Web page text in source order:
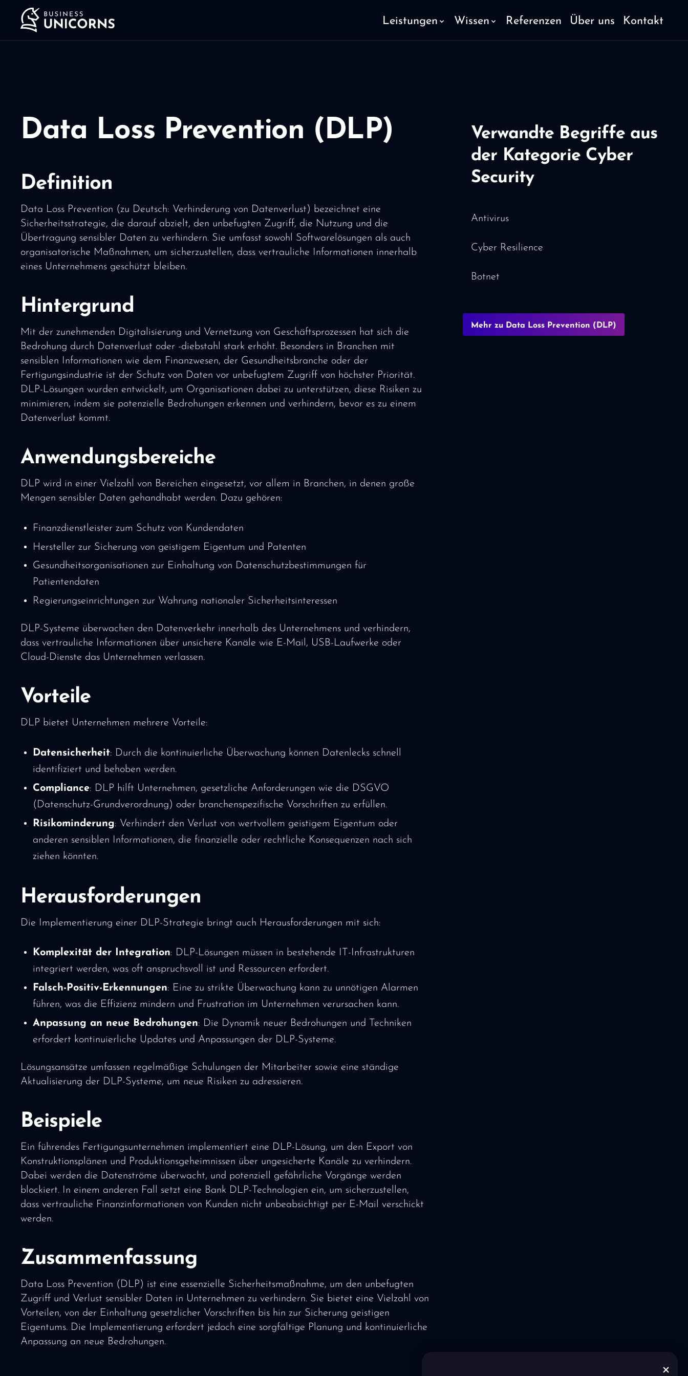
Leistungen Wissen Referenzen Über uns Kontakt
Data Loss Prevention (DLP)
Definition
Data Loss Prevention (zu Deutsch: Verhinderung von Datenverlust) bezeichnet eine
Sicherheitsstrategie, die darauf abzielt, den unbefugten Zugriff, die Nutzung und die
Übertragung sensibler Daten zu verhindern. Sie umfasst sowohl Softwarelösungen als auch
organisatorische Maßnahmen, um sicherzustellen, dass vertrauliche Informationen innerhalb
eines Unternehmens geschützt bleiben.
Hintergrund
Mit der zunehmenden Digitalisierung und Vernetzung von Geschäftsprozessen hat sich die
Bedrohung durch Datenverlust oder -diebstahl stark erhöht. Besonders in Branchen mit
sensiblen Informationen wie dem Finanzwesen, der Gesundheitsbranche oder der
Fertigungsindustrie ist der Schutz von Daten vor unbefugtem Zugriff von höchster Priorität.
DLP-Lösungen wurden entwickelt, um Organisationen dabei zu unterstützen, diese Risiken zu
minimieren, indem sie potenzielle Bedrohungen erkennen und verhindern, bevor es zu einem
Datenverlust kommt.
Anwendungsbereiche
DLP wird in einer Vielzahl von Bereichen eingesetzt, vor allem in Branchen, in denen große
Mengen sensibler Daten gehandhabt werden. Dazu gehören:
Finanzdienstleister zum Schutz von Kundendaten
Hersteller zur Sicherung von geistigem Eigentum und Patenten
Gesundheitsorganisationen zur Einhaltung von Datenschutzbestimmungen für
Patientendaten
Regierungseinrichtungen zur Wahrung nationaler Sicherheitsinteressen
DLP-Systeme überwachen den Datenverkehr innerhalb des Unternehmens und verhindern,
dass vertrauliche Informationen über unsichere Kanäle wie E-Mail, USB-Laufwerke oder
Cloud-Dienste das Unternehmen verlassen.
Vorteile
DLP bietet Unternehmen mehrere Vorteile:
Datensicherheit: Durch die kontinuierliche Überwachung können Datenlecks schnell
identifiziert und behoben werden.
Compliance: DLP hilft Unternehmen, gesetzliche Anforderungen wie die DSGVO
(Datenschutz-Grundverordnung) oder branchenspezifische Vorschriften zu erfüllen.
Risikominderung: Verhindert den Verlust von wertvollem geistigem Eigentum oder
anderen sensiblen Informationen, die finanzielle oder rechtliche Konsequenzen nach sich
ziehen könnten.
Herausforderungen
Die Implementierung einer DLP-Strategie bringt auch Herausforderungen mit sich:
Komplexität der Integration: DLP-Lösungen müssen in bestehende IT-Infrastrukturen
integriert werden, was oft anspruchsvoll ist und Ressourcen erfordert.
Falsch-Positiv-Erkennungen: Eine zu strikte Überwachung kann zu unnötigen Alarmen
führen, was die Effizienz mindern und Frustration im Unternehmen verursachen kann.
Anpassung an neue Bedrohungen: Die Dynamik neuer Bedrohungen und Techniken
erfordert kontinuierliche Updates und Anpassungen der DLP-Systeme.
Lösungsansätze umfassen regelmäßige Schulungen der Mitarbeiter sowie eine ständige
Aktualisierung der DLP-Systeme, um neue Risiken zu adressieren.
Beispiele
Ein führendes Fertigungsunternehmen implementiert eine DLP-Lösung, um den Export von
Konstruktionsplänen und Produktionsgeheimnissen über ungesicherte Kanäle zu verhindern.
Dabei werden die Datenströme überwacht, und potenziell gefährliche Vorgänge werden
blockiert. In einem anderen Fall setzt eine Bank DLP-Technologien ein, um sicherzustellen,
dass vertrauliche Finanzinformationen von Kunden nicht unbeabsichtigt per E-Mail verschickt
werden.
Zusammenfassung
Data Loss Prevention (DLP) ist eine essenzielle Sicherheitsmaßnahme, um den unbefugten
Zugriff und Verlust sensibler Daten in Unternehmen zu verhindern. Sie bietet eine Vielzahl von
Vorteilen, von der Einhaltung gesetzlicher Vorschriften bis hin zur Sicherung geistigen
Eigentums. Die Implementierung erfordert jedoch eine sorgfältige Planung und kontinuierliche
Anpassung an neue Bedrohungen.
Verwandte Begriffe aus
der Kategorie Cyber
Security
Antivirus
Cyber Resilience
Botnet
Mehr zu Data Loss Prevention (DLP)